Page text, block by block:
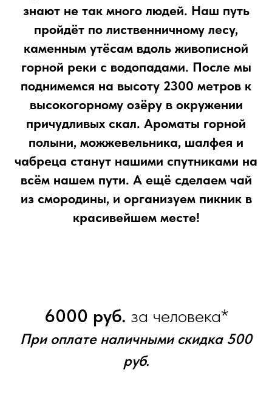
знают не так много людей. Наш путь
пройдёт по лиственничному лесу,
каменным утёсам вдоль живописной
горной реки с водопадами. После мы
поднимемся на высоту 2300 метров к
высокогорному озёру в окружении
причудливых скал. Ароматы горной
полыни, можжевельника, шалфея и
чабреца станут нашими спутниками на
всём нашем пути. А ещё сделаем чай
из смородины, и организуем пикник в
красивейшем месте!
6000 руб. за человека*
При оплате наличными скидка 500
руб.